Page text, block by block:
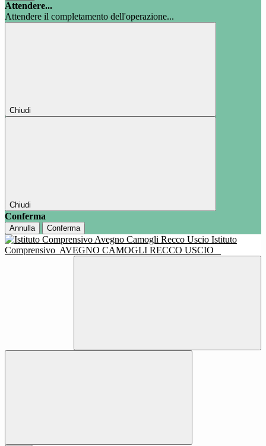
Attendere...
Attendere il completamento dell'operazione...
Chiudi
Chiudi
Conferma
Annulla Conferma
Istituto
Comprensivo AVEGNO CAMOGLI RECCO USCIO